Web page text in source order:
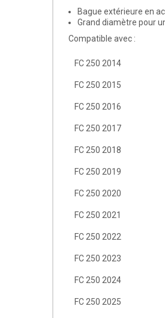
Bague extérieure en
Grand diamètre pour
Compatible avec :
FC 250 2014
FC 250 2015
FC 250 2016
FC 250 2017
FC 250 2018
FC 250 2019
FC 250 2020
FC 250 2021
FC 250 2022
FC 250 2023
FC 250 2024
FC 250 2025